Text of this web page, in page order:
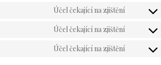
Účel čekající na zjištění
Účel čekající na zjištění
Účel čekající na zjištění